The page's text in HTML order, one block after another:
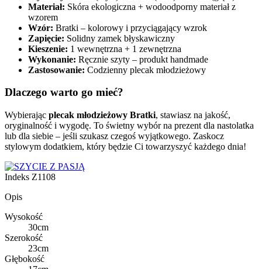
Materiał: Skóra ekologiczna + wodoodporny materiał z
wzorem
Wzór: Bratki – kolorowy i przyciągający wzrok
Zapięcie: Solidny zamek błyskawiczny
Kieszenie: 1 wewnętrzna + 1 zewnętrzna
Wykonanie: Ręcznie szyty – produkt handmade
Zastosowanie: Codzienny plecak młodzieżowy
Dlaczego warto go mieć?
Wybierając plecak młodzieżowy Bratki, stawiasz na jakość,
oryginalność i wygodę. To świetny wybór na prezent dla nastolatka
lub dla siebie – jeśli szukasz czegoś wyjątkowego. Zaskocz
stylowym dodatkiem, który będzie Ci towarzyszyć każdego dnia!
Indeks Z1108
Opis
Wysokość
30cm
Szerokość
23cm
Głębokość